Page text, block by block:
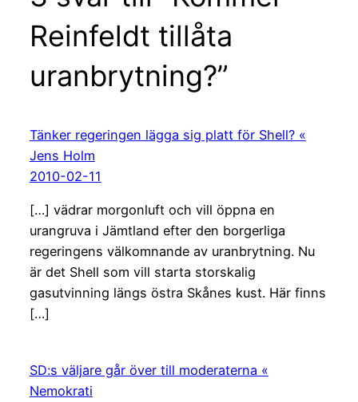
Reinfeldt tillåta
uranbrytning?”
Tänker regeringen lägga sig platt för Shell? «
Jens Holm
2010-02-11
[…] vädrar morgonluft och vill öppna en
urangruva i Jämtland efter den borgerliga
regeringens välkomnande av uranbrytning. Nu
är det Shell som vill starta storskalig
gasutvinning längs östra Skånes kust. Här finns
[…]
SD:s väljare går över till moderaterna «
Nemokrati